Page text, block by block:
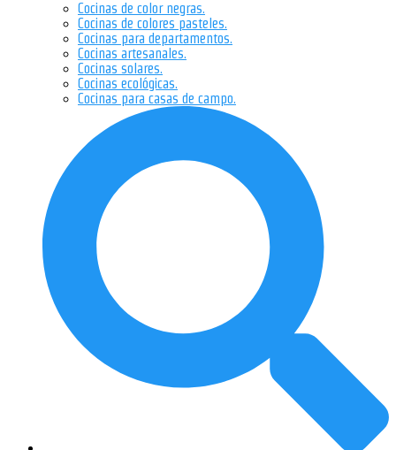
Cocinas de color negras.
Cocinas de colores pasteles.
Cocinas para departamentos.
Cocinas artesanales.
Cocinas solares.
Cocinas ecológicas.
Cocinas para casas de campo.